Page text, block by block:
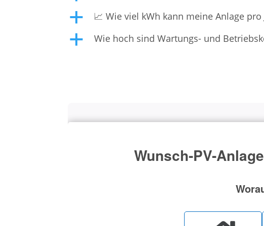
a 📈 Wie viel kWh kann meine Anlage
a Wie hoch sind Wartungs- und
Wunsch-PV-